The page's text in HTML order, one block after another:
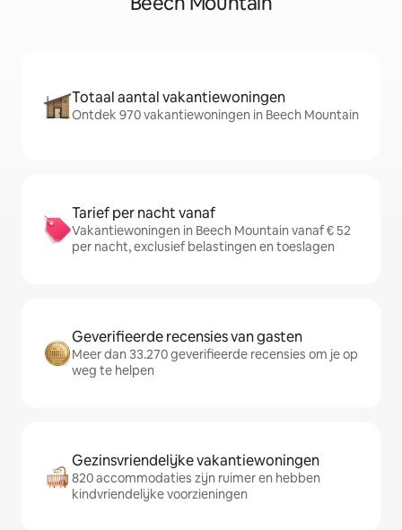
Totaal aantal vakantiewoningen
Ontdek 970 vakantiewoningen in Beech Mountain
Tarief per nacht vanaf
Vakantiewoningen in Beech Mountain vanaf € 52
per nacht, exclusief belastingen en toeslagen
Geverifieerde recensies van gasten
Meer dan 33.270 geverifieerde recensies om je op
weg te helpen
Gezinsvriendelijke vakantiewoningen
820 accommodaties zijn ruimer en hebben
kindvriendelijke voorzieningen